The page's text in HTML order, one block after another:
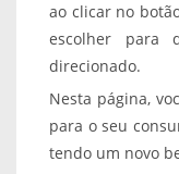
ao clicar no
escolher para
direcionado.
Nesta página,
para o seu
tendo um novo